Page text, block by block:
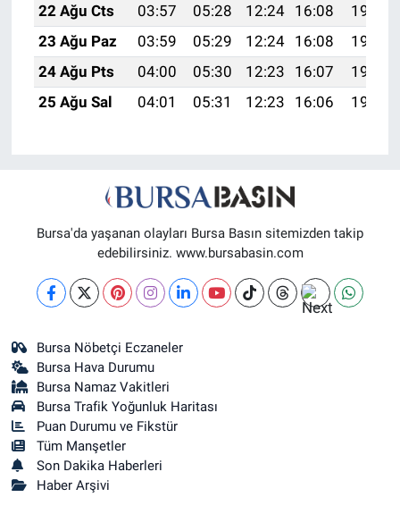
22 Ağu Cts
03:57 05:28 12:24 16:08
19:10
23 Ağu Paz
03:59 05:29 12:24 16:08
19:09
24 Ağu Pts
04:00 05:30 12:23 16:07
19:07
25 Ağu Sal
04:01 05:31 12:23 16:06 19:06
Bursa'da yaşanan olayları Bursa Basın sitemizden takip
edebilirsiniz. www.bursabasin.com
Bursa Nöbetçi Eczaneler
Bursa Hava Durumu
Bursa Namaz Vakitleri
Bursa Trafik Yoğunluk Haritası
Puan Durumu ve Fikstür
Tüm Manşetler
Son Dakika Haberleri
Haber Arşivi